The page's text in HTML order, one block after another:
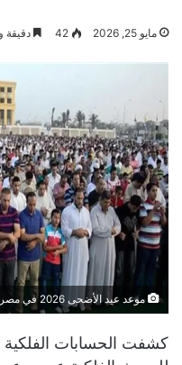
مايو 25, 2026 42 دقيقة
موعد عيد الأضحى 2026 في مصر
كشفت الحسابات الفلكية